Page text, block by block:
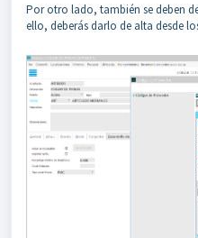
Por otro lado, también se deben
ello, deberás darlo de alta desde